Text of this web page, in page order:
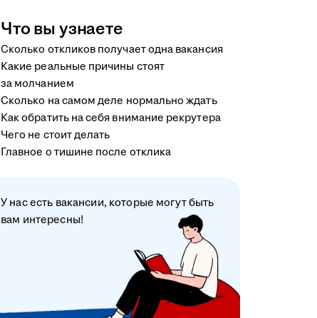
Что вы узнаете
Сколько откликов получает одна вакансия
Какие реальные причины стоят
за молчанием
Сколько на самом деле нормально ждать
Как обратить на себя внимание рекрутера
Чего не стоит делать
Главное о тишине после отклика
У нас есть вакансии, которые могут быть
вам интересны!